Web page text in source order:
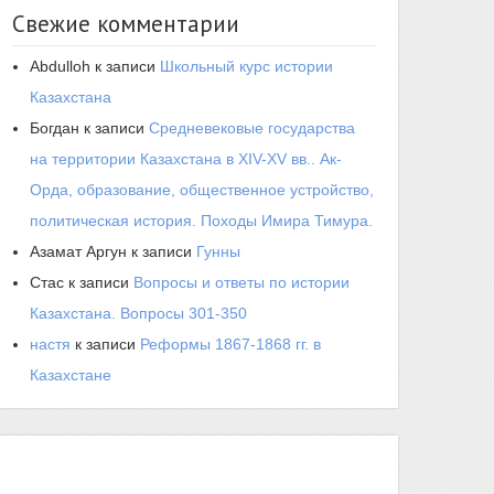
Свежие комментарии
Abdulloh к записи Школьный курс истории
Казахстана
Богдан к записи Средневековые государства
на территории Казахстана в XIV-XV вв.. Ак-
Орда, образование, общественное устройство,
политическая история. Походы Имира Тимура.
Азамат Аргун к записи Гунны
Стас к записи Вопросы и ответы по истории
Казахстана. Вопросы 301-350
настя к записи Реформы 1867-1868 гг. в
Казахстане